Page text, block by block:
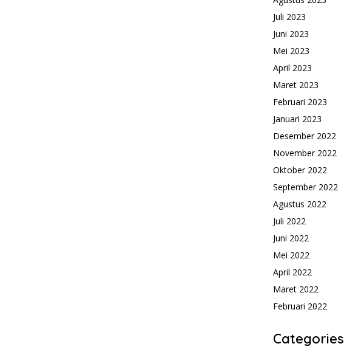
Juli 2023
Juni 2023
Mei 2023
April 2023
Maret 2023
Februari 2023
Januari 2023
Desember 2022
November 2022
Oktober 2022
September 2022
Agustus 2022
Juli 2022
Juni 2022
Mei 2022
April 2022
Maret 2022
Februari 2022
Categories